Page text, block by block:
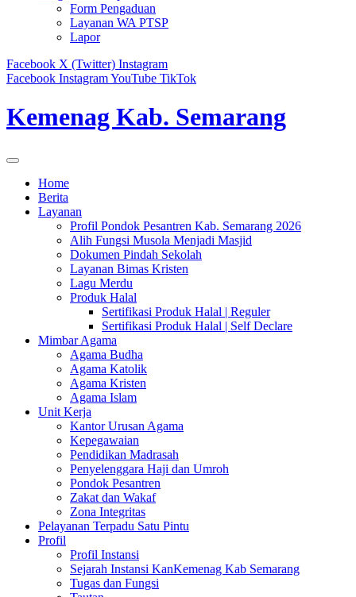
Form Pengaduan
Layanan WA PTSP
Lapor
Facebook X (Twitter) Instagram
Facebook InstagramYouTube TikTok
Kemenag Kab. Semarang
Home
Berita
Layanan
Profil Pondok Pesantren Kab. Semarang 2026
Alih Fungsi Musola Menjadi Masjid
Dokumen Pindah Sekolah
Layanan Bimas Kristen
Lagu Merdu
Produk Halal
Sertifikasi Produk Halal | Reguler
Sertifikasi Produk Halal | Self Declare
Mimbar Agama
Agama Budha
Agama Katolik
Agama Kristen
Agama Islam
Unit Kerja
Kantor Urusan Agama
Kepegawaian
Pendidikan Madrasah
Penyelenggara Haji dan Umroh
Pondok Pesantren
Zakat dan Wakaf
Zona Integritas
Pelayanan Terpadu Satu Pintu
Profil
Profil Instansi
Sejarah Instansi KanKemenag Kab Semarang
Tugas dan Fungsi